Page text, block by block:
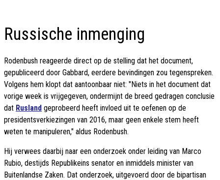
Russische inmenging
Rodenbush reageerde direct op de stelling dat het document,
gepubliceerd door Gabbard, eerdere bevindingen zou tegenspreken.
Volgens hem klopt dat aantoonbaar niet: "Niets in het document dat
vorige week is vrijgegeven, ondermijnt de breed gedragen conclusie
dat Rusland geprobeerd heeft invloed uit te oefenen op de
presidentsverkiezingen van 2016, maar geen enkele stem heeft
weten te manipuleren," aldus Rodenbush.
Hij verwees daarbij naar een onderzoek onder leiding van Marco
Rubio, destijds Republikeins senator en inmiddels minister van
Buitenlandse Zaken. Dat onderzoek, uitgevoerd door de bipartisan